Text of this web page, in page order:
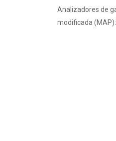
Analizadores de
modificada (MAP):